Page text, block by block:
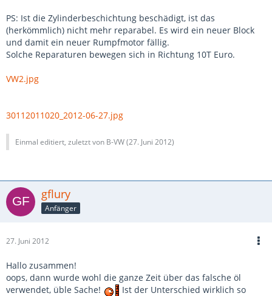
PS: Ist die Zylinderbeschichtung beschädigt, ist das
(herkömmlich) nicht mehr reparabel. Es wird ein neuer Block
und damit ein neuer Rumpfmotor fällig.
Solche Reparaturen bewegen sich in Richtung 10T Euro.
VW2.jpg
30112011020_2012-06-27.jpg
Einmal editiert, zuletzt von B-VW (27. Juni 2012)
gflury
Anfänger
27. Juni 2012
Hallo zusammen!
oops, dann wurde wohl die ganze Zeit über das falsche öl
verwendet, üble Sache!
Ist der Unterschied wirklich so